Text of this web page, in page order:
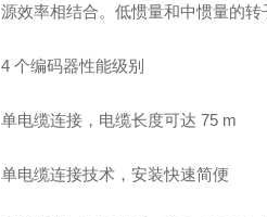
源效率相结合。低惯量和中惯量的
4 个编码器性能级别
单电缆连接，电缆长度可达 75 m
单电缆连接技术，安装快速简便